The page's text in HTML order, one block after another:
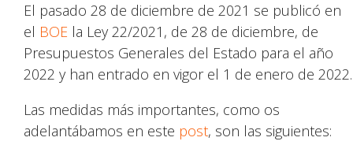
El pasado 28 de diciembre de 2021 se publicó en
el BOE la Ley 22/2021, de 28 de diciembre, de
Presupuestos Generales del Estado para el año
2022 y han entrado en vigor el 1 de enero de 2022.
Las medidas más importantes, como os
adelantábamos en este post, son las siguientes: